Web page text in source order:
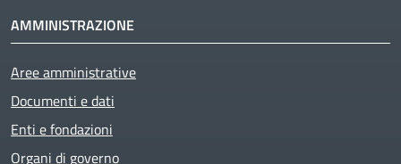
AMMINISTRAZIONE
Aree amministrative
Documenti e dati
Enti e fondazioni
Organi di governo